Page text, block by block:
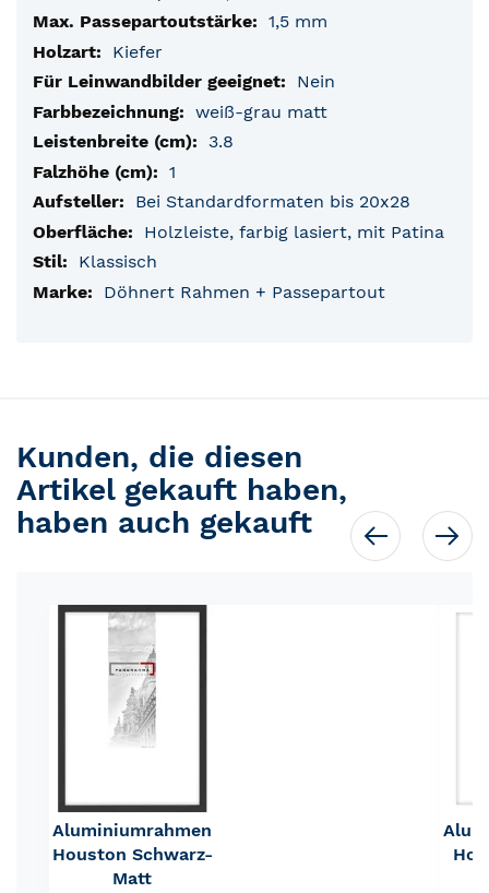
1,5 mm
Kiefer
Nein
weiß-grau matt
3.8
1
Bei Standardformaten bis 20x28
Holzleiste, farbig lasiert, mit Patina
Klassisch
Döhnert Rahmen + Passepartout
Kunden, die diesen
Artikel gekauft haben,
haben auch gekauft
Aluminiumrahmen
Houston Schwarz-
Matt